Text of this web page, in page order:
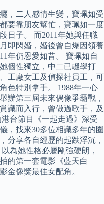
，二人感情生變，寶珮如受
要靠朋友幫忙，寶珮如一度
日子。 而2011年她與任職
即閃婚，婚後曾自爆因領養
年仍恩愛如昔。 寶珮如自
個性獨立，中二已輟學打
工廠女工及偵探社員工，可
色特別拿手。 1988年一心
辦第三屆未來偶像爭霸戰，
識而入行，曾做過歌手，及
台節目《一起走過》深受
，找來30多位相識多年的圈
分享各自經歷的起跌浮沉，
為她性格必屬剛強硬朗，
的第一套電影《藍天白
金像獎最佳女配角。